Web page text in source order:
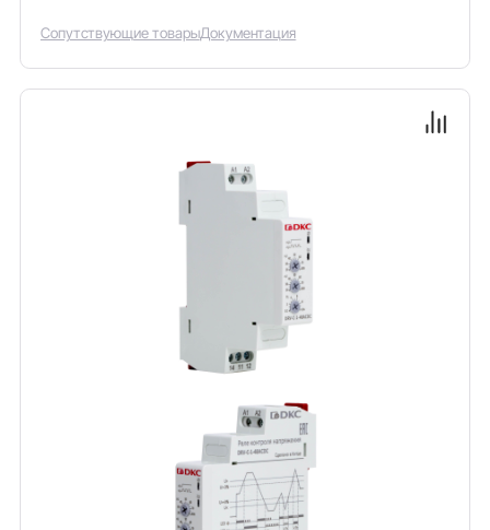
Сопутствующие товарыДокументация